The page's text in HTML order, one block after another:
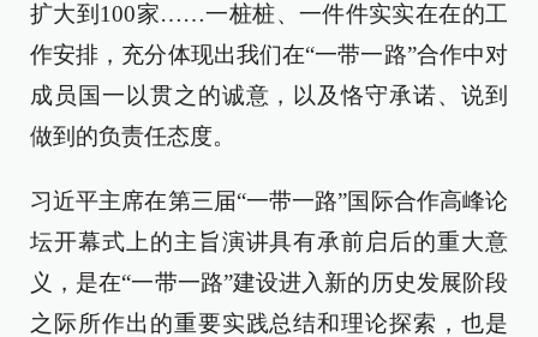
扩大到100家……一桩桩、一件件实实在在的工
作安排，充分体现出我们在“一带一路”合作中对
成员国一以贯之的诚意，以及恪守承诺、说到
做到的负责任态度。
习近平主席在第三届“一带一路”国际合作高峰论
坛开幕式上的主旨演讲具有承前启后的重大意
义，是在“一带一路”建设进入新的历史发展阶段
之际所作出的重要实践总结和理论探索，也是